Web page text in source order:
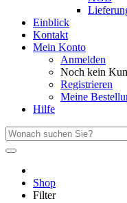
Einblick
Kontakt
Mein Konto
Anmelden
Noch kein
Registrieren
Meine
Hilfe
Shop
Filter